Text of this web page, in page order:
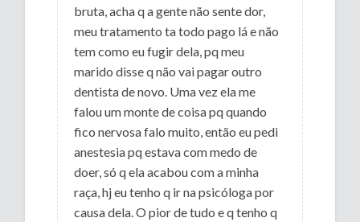
bruta, acha q a gente não sente dor,
meu tratamento ta todo pago lá e não
tem como eu fugir dela, pq meu
marido disse q não vai pagar outro
dentista de novo. Uma vez ela me
falou um monte de coisa pq quando
fico nervosa falo muito, então eu pedi
anestesia pq estava com medo de
doer, só q ela acabou com a minha
raça, hj eu tenho q ir na psicóloga por
causa dela. O pior de tudo e q tenho q